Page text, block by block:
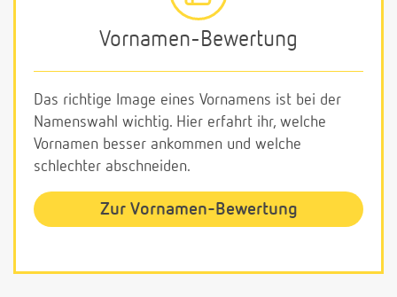
Vornamen-Bewertung
Das richtige Image eines Vornamens ist bei der
Namenswahl wichtig. Hier erfahrt ihr, welche
Vornamen besser ankommen und welche
schlechter abschneiden.
Zur Vornamen-Bewertung